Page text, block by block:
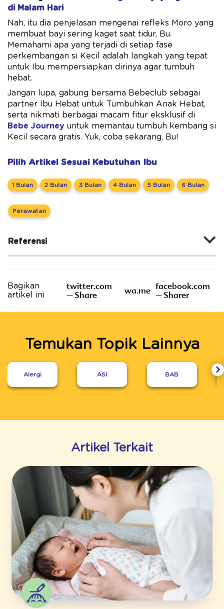
di Malam Hari
Nah, itu dia penjelasan mengenai refleks Moro yang
membuat bayi sering kaget saat tidur, Bu.
Memahami apa yang terjadi di setiap fase
perkembangan si Kecil adalah langkah yang tepat
untuk Ibu mempersiapkan dirinya agar tumbuh
hebat.
Jangan lupa, gabung bersama Bebeclub sebagai
partner Ibu Hebat untuk Tumbuhkan Anak Hebat,
serta nikmati berbagai macam fitur eksklusif di
Bebe Journey untuk memantau tumbuh kembang si
Kecil secara gratis. Yuk, coba sekarang, Bu!
Pilih Artikel Sesuai Kebutuhan Ibu
1 Bulan 2 Bulan 3 Bulan 4 Bulan 5 Bulan 6 Bulan
Perawatan
Referensi
Bagikan
artikel ini
twitter.com
– Share
wa.me facebook.com
– Sharer
Temukan Topik Lainnya
Alergi ASI BAB
Artikel Terkait